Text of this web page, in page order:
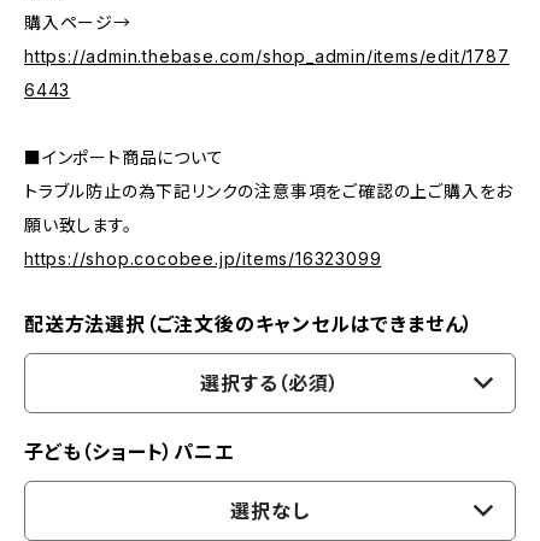
購入ページ→
https://admin.thebase.com/shop_admin/items/edit/1787
6443
■インポート商品について
トラブル防止の為下記リンクの注意事項をご確認の上ご購入をお
願い致します。
https://shop.cocobee.jp/items/16323099
配送方法選択（ご注文後のキャンセルはできません）
選択する（必須）
子ども（ショート）パニエ
選択なし